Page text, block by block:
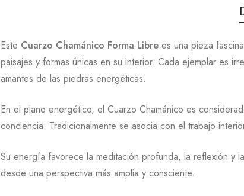
Este Cuarzo Chamánico Forma Libre es una pieza
paisajes y formas únicas en su interior. Cada ejemplar es
amantes de las piedras energéticas.
En el plano energético, el Cuarzo Chamánico es
conciencia. Tradicionalmente se asocia con el trabajo
Su energía favorece la meditación profunda, la reflexión y
desde una perspectiva más amplia y consciente.